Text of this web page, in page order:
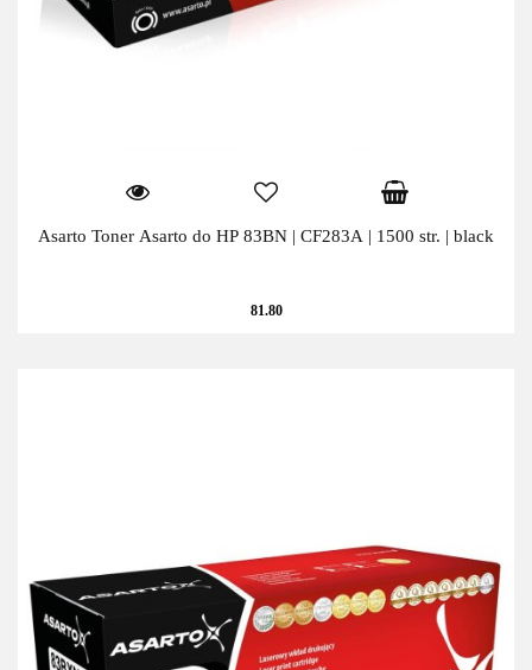
Asarto Toner Asarto do HP 83BN | CF283A | 1500 str. | black
81.80